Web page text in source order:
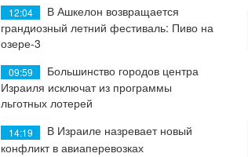
12:04
В Ашкелон возвращается
грандиозный летний фестиваль: Пиво на
озере-3
09:59
Большинство городов центра
Израиля исключат из программы
льготных лотерей
14:19
В Израиле назревает новый
конфликт в авиаперевозках